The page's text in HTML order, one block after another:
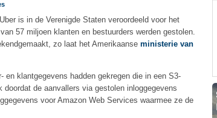
is in de Verenigde Staten veroordeeld voor het
57 miljoen klanten en bestuurders werden gestolen.
zo laat het Amerikaanse ministerie van
en klantgegevens hadden gekregen die in een S3-
de aanvallers via gestolen inloggegevens
voor Amazon Web Services waarmee ze de